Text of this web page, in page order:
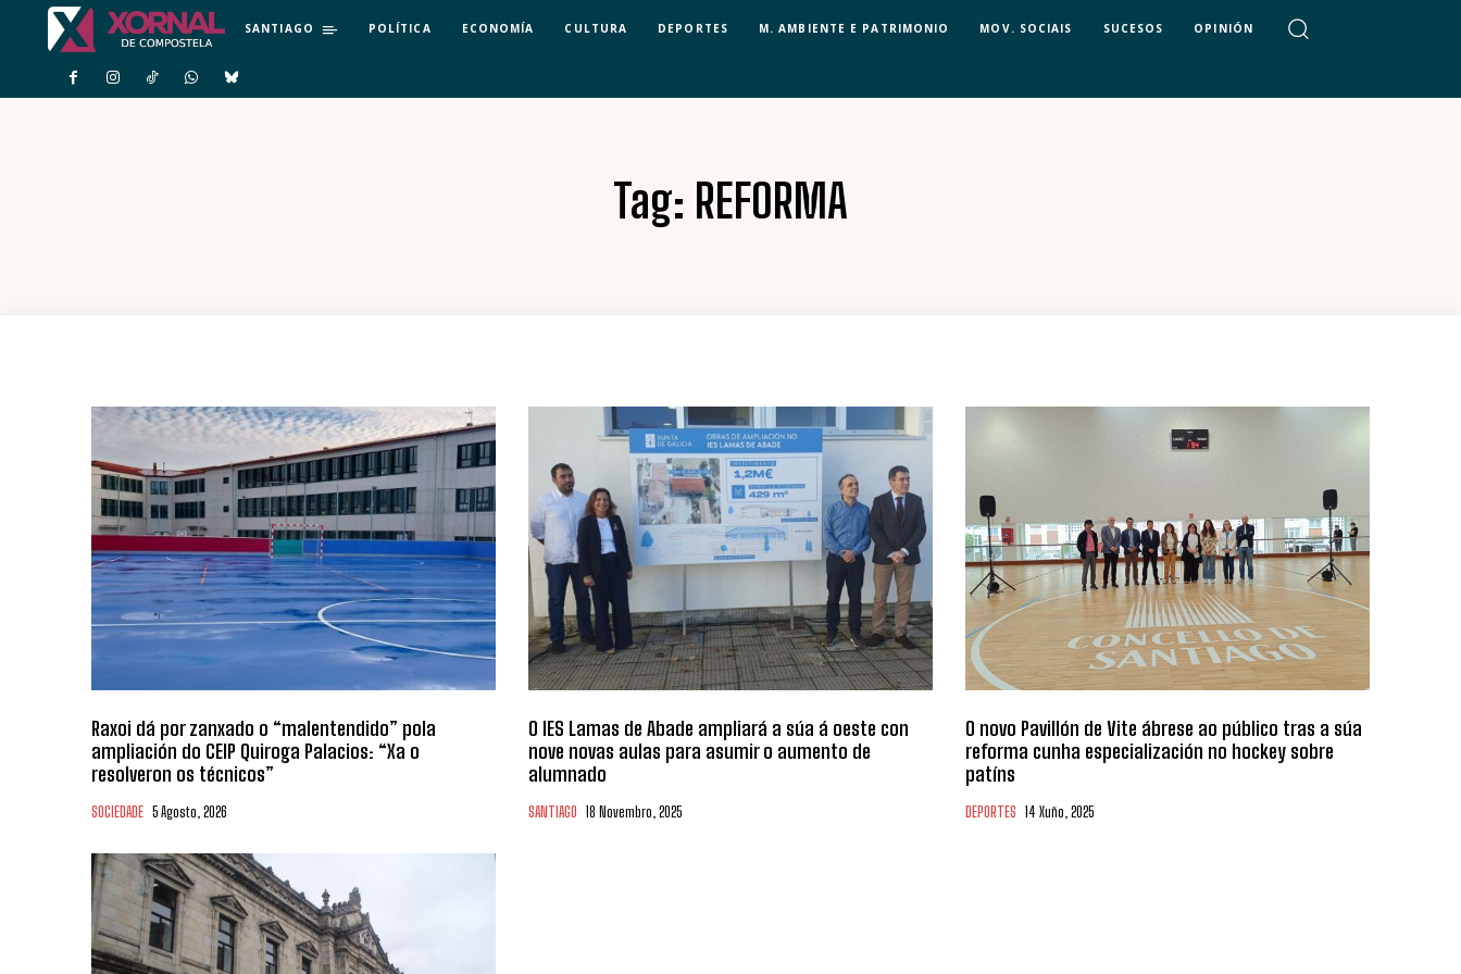
SANTIAGO POLÍTICA ECONOMÍA CULTURA DEPORTES M. AMBIENTE E PATRIMONIO MOV. SOCIAIS SUCESOS OPINIÓN
Tag: REFORMA
Raxoi dá por zanxado o “malentendido” pola
ampliación do CEIP Quiroga Palacios: “Xa o
resolveron os técnicos”
SOCIEDADE 5 Agosto, 2026
O IES Lamas de Abade ampliará a súa á oeste con
nove novas aulas para asumir o aumento de
alumnado
SANTIAGO 18 Novembro, 2025
O novo Pavillón de Vite ábrese ao público tras a súa
reforma cunha especialización no hockey sobre
patíns
DEPORTES 14 Xuño, 2025